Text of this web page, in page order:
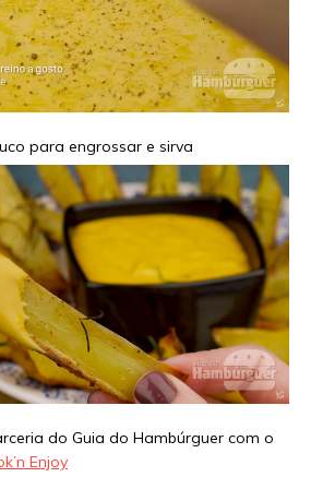
para engrossar e sirva
do Guia do Hambúrguer com o
Enjoy